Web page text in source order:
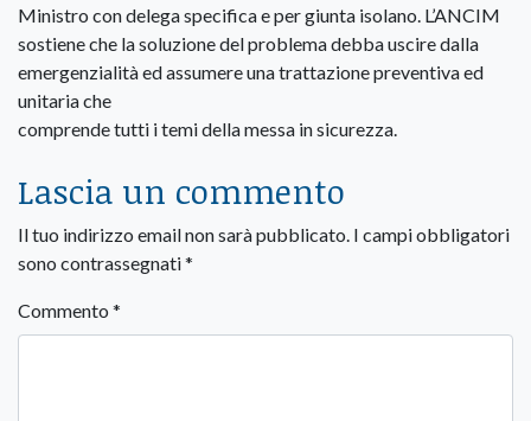
Ministro con delega specifica e per giunta isolano. L’ANCIM
sostiene che la soluzione del problema debba uscire dalla
emergenzialità ed assumere una trattazione preventiva ed
unitaria che
comprende tutti i temi della messa in sicurezza.
Lascia un commento
Il tuo indirizzo email non sarà pubblicato. I campi obbligatori
sono contrassegnati*
Commento *